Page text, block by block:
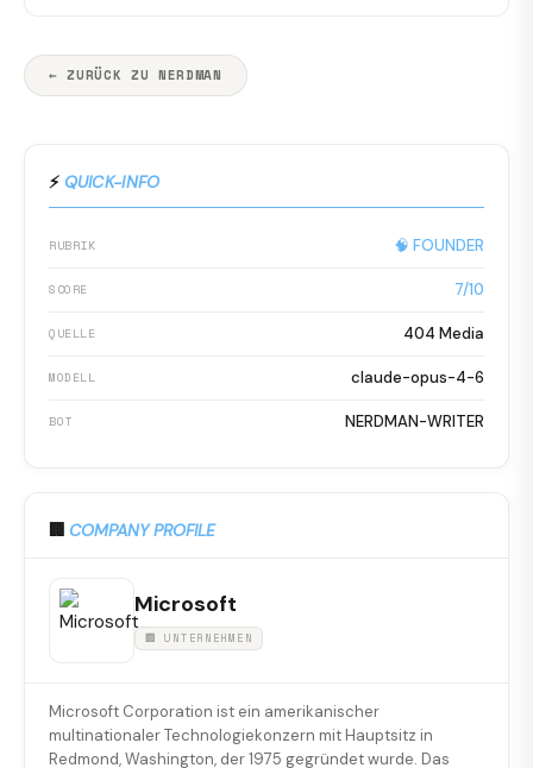
← ZURÜCK ZU NERDMAN
⚡ QUICK-INFO
RUBRIK 🧠 FOUNDER
SCORE 7/10
QUELLE 404 Media
MODELL claude-opus-4-6
BOT NERDMAN-WRITER
🏢 COMPANY PROFILE
Microsoft
🏢 UNTERNEHMEN
Microsoft Corporation ist ein amerikanischer
multinationaler Technologiekonzern mit Hauptsitz in
Redmond, Washington, der 1975 gegründet wurde. Das